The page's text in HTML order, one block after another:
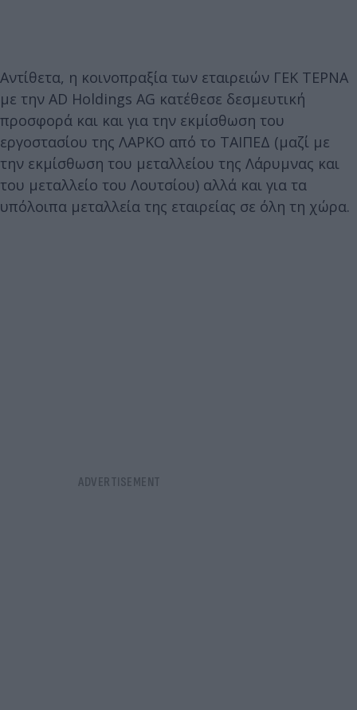
Αντίθετα, η κοινοπραξία των εταιρειών ΓΕΚ ΤΕΡΝΑ
με την AD Holdings AG κατέθεσε δεσμευτική
προσφορά και και για την εκμίσθωση του
εργοστασίου της ΛΑΡΚΟ από το ΤΑΙΠΕΔ (μαζί με
την εκμίσθωση του μεταλλείου της Λάρυμνας και
του μεταλλείο του Λουτσίου) αλλά και για τα
υπόλοιπα μεταλλεία της εταιρείας σε όλη τη χώρα.